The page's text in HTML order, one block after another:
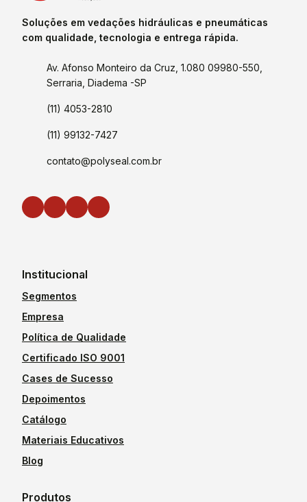
Soluções em vedações hidráulicas e pneumáticas
com qualidade, tecnologia e entrega rápida.
Av. Afonso Monteiro da Cruz, 1.080 09980-550,
Serraria, Diadema -SP
(11) 4053-2810
(11) 99132-7427
contato@polyseal.com.br
Institucional
Segmentos
Empresa
Política de Qualidade
Certificado ISO 9001
Cases de Sucesso
Depoimentos
Catálogo
Materiais Educativos
Blog
Produtos